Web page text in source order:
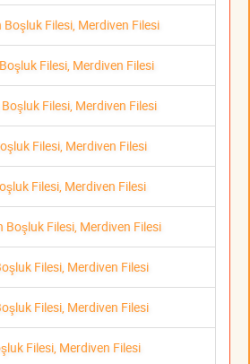
Filesi, Merdiven Filesi
Filesi, Merdiven Filesi
Filesi, Merdiven Filesi
Filesi, Merdiven Filesi
Filesi, Merdiven Filesi
Boşluk Filesi, Merdiven Filesi
Filesi, Merdiven Filesi
Filesi, Merdiven Filesi
Filesi, Merdiven Filesi